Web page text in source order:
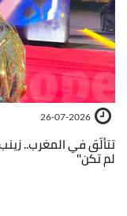
26-07-2026
تتألّق في المغرب..
لم تكن''